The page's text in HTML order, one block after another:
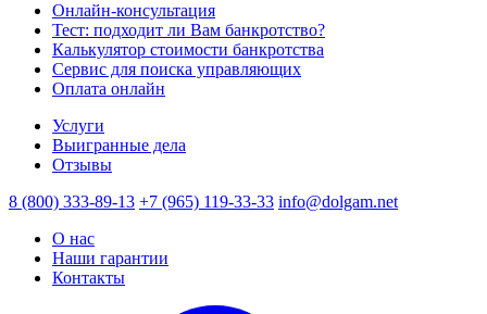
Онлайн-консультация
Тест: подходит ли Вам банкротство?
Калькулятор стоимости банкротства
Сервис для поиска управляющих
Оплата онлайн
Услуги
Выигранные дела
Отзывы
8 (800) 333-89-13 +7 (965) 119-33-33 info@dolgam.net
О нас
Наши гарантии
Контакты